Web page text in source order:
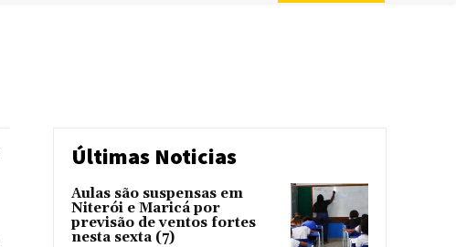
Últimas Noticias
Aulas são suspensas em
Niterói e Maricá por
previsão de ventos fortes
nesta sexta (7)